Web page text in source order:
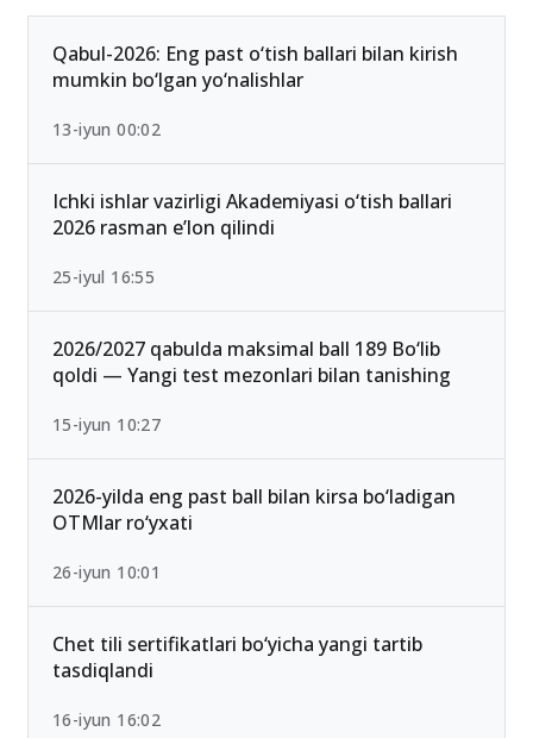
Qabul-2026: Eng past o‘tish ballari bilan kirish
mumkin bo‘lgan yo‘nalishlar
13-iyun 00:02
Ichki ishlar vazirligi Akademiyasi o‘tish ballari
2026 rasman e’lon qilindi
25-iyul 16:55
2026/2027 qabulda maksimal ball 189 Bo‘lib
qoldi — Yangi test mezonlari bilan tanishing
15-iyun 10:27
2026-yilda eng past ball bilan kirsa bo‘ladigan
OTMlar ro‘yxati
26-iyun 10:01
Chet tili sertifikatlari bo‘yicha yangi tartib
tasdiqlandi
16-iyun 16:02